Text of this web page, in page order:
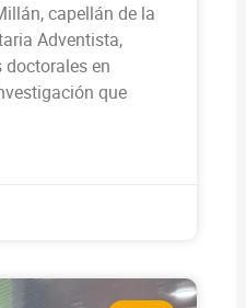
capellán de la
Adventista,
en
que